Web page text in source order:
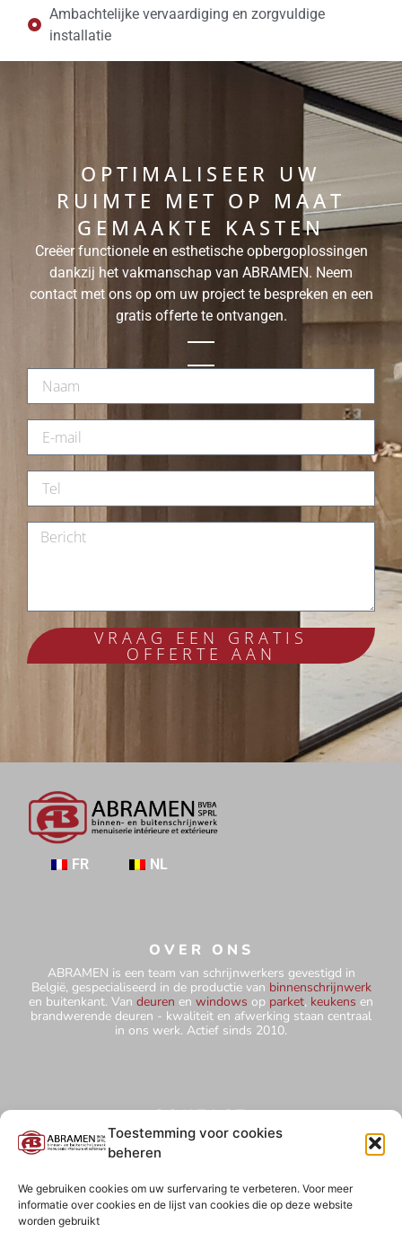
Toestemming voor cookies
beheren
We gebruiken cookies om uw surfervaring te verbeteren. Voor meer
informatie over cookies en de lijst van cookies die op deze website
worden gebruikt
Ambachtelijke vervaardiging en zorgvuldige
installatie
OPTIMALISEER UW
RUIMTE MET OP MAAT
GEMAAKTE KASTEN
Creëer functionele en esthetische opbergoplossingen
dankzij het vakmanschap van ABRAMEN. Neem
contact met ons op om uw project te bespreken en een
gratis offerte te ontvangen.
VRAAG EEN GRATIS
OFFERTE AAN
FR NL
OVER ONS
ABRAMEN is een team van schrijnwerkers gevestigd in
België, gespecialiseerd in de productie van binnenschrijnwerk
en buitenkant. Van deuren en windows op parket, keukens en
brandwerende deuren - kwaliteit en afwerking staan centraal
in ons werk. Actief sinds 2010.
CONTACT
+32 484 75 67 78
abramensprl@yahoo.com
Hutteweg 5 - 1910 Kampenhout
BE0827 850 854